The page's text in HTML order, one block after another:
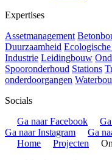
Expertises
Assetmanagement
Duurzaamheid
Industrie Leidingbouw
Spooronderhoud Stations
onderdoorgangen
Socials
Ga naar Facebook
Ga naar Instagram
Ga
Home
Projecten